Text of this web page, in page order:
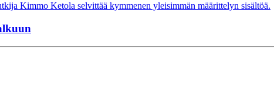
Kimmo Ketola selvittää kymmenen yleisimmän määrittelyn sisältöä.